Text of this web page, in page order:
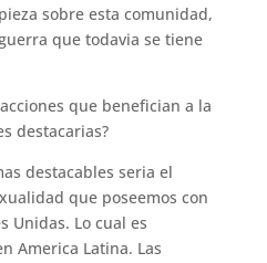
sobre esta comunidad,
que todavia se tiene
que benefician a la
destacarias?
destacables seri­a el
que poseemos con
Unidas. Lo cual es
America Latina. Las